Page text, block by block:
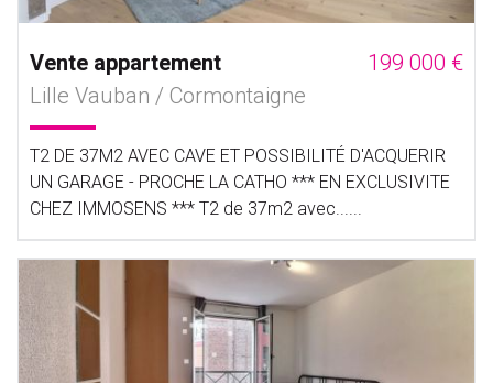
Vente appartement
199 000 €
Lille Vauban / Cormontaigne
T2 DE 37M2 AVEC CAVE ET POSSIBILITÉ D'ACQUERIR
UN GARAGE - PROCHE LA CATHO *** EN EXCLUSIVITE
CHEZ IMMOSENS *** T2 de 37m2 avec......